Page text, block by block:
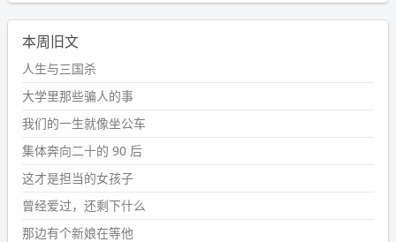
本周旧文
人生与三国杀
大学里那些骗人的事
我们的一生就像坐公车
集体奔向二十的 90 后
这才是担当的女孩子
曾经爱过，还剩下什么
那边有个新娘在等他